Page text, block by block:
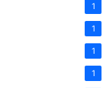
1
1
1
1